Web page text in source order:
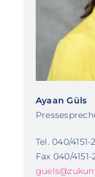
Ayaan Güls
Tel. 040/4151-
Fax 040/4151-